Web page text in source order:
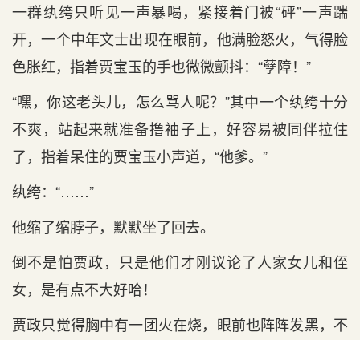
一群纨绔只听见一声暴喝，紧接着门被“砰”一声踹
开，一个中年文士出现在眼前，他满脸怒火，气得脸
色胀红，指着贾宝玉的手也微微颤抖：“孽障！”
“嘿，你这老头儿，怎么骂人呢？”其中一个纨绔十分
不爽，站起来就准备撸袖子上，好容易被同伴拉住
了，指着呆住的贾宝玉小声道，“他爹。”
纨绔：“……”
他缩了缩脖子，默默坐了回去。
倒不是怕贾政，只是他们才刚议论了人家女儿和侄
女，是有点不大好哈！
贾政只觉得胸中有一团火在烧，眼前也阵阵发黑，不